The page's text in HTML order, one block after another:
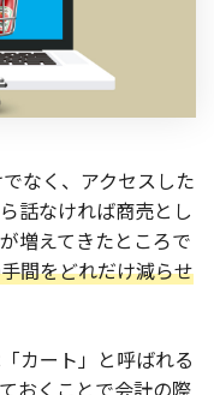
なく、アクセスした
話なければ商売とし
増えてきたところで
間をどれだけ減らせ
カート」と呼ばれる